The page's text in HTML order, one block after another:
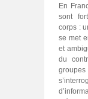
En
sont
corps :
se met
et
du
groupes